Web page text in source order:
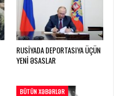
RUSİYADA DEPORTASIYA ÜÇÜN
YENİ ƏSASLAR
BÜTÜN XƏBƏRLƏR